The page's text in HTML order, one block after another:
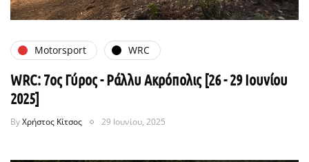
Motorsport WRC
WRC: 7ος Γύρος - Ράλλυ Ακρόπολις [26 - 29 Ιουνίου
2025]
ByΧρήστος Κίτσος 29 Ιουνίου, 2025